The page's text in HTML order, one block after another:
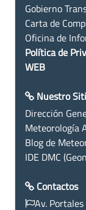
Gobierno
Carta de
Oficina de
Política de
WEB
Nuestro
Dirección
Meteorología
Blog de
IDE DMC
Contactos
Av.